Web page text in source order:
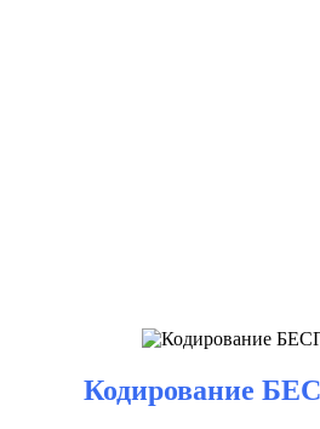
Кодирование